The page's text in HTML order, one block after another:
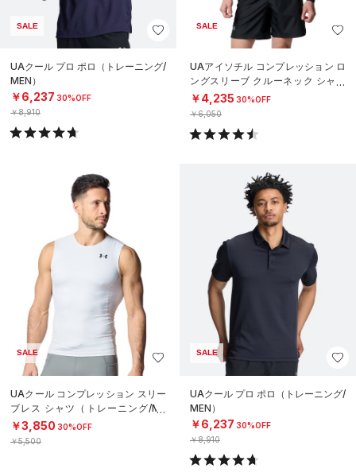
SALE
UAクール プロ ポロ（トレーニング/
MEN）
￥6,237 30%OFF
￥8,910
SALE
UAアイソチル コンプレッション ロ
ングスリーブ クルーネック シャツ
（ベースボール/MEN）
￥4,235 30%OFF
￥6,050
SALE
UAクール コンプレッション スリー
ブレス シャツ（トレーニング/ME
N）
￥3,850 30%OFF
￥5,500
SALE
UAクール プロ ポロ（トレーニング/
MEN）
￥6,237 30%OFF
￥8,910